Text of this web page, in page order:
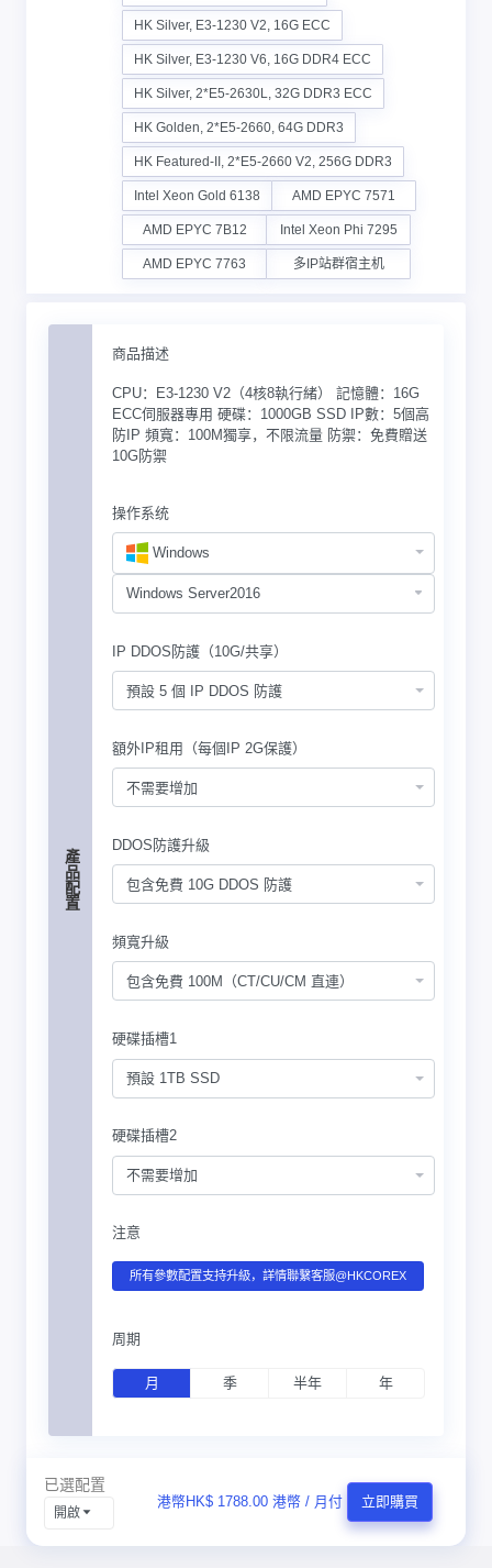
HK Silver, E3-1230 V2, 16G ECC
HK Silver, E3-1230 V6, 16G DDR4 ECC
HK Silver, 2*E5-2630L, 32G DDR3 ECC
HK Golden, 2*E5-2660, 64G DDR3
HK Featured-II, 2*E5-2660 V2, 256G DDR3
Intel Xeon Gold 6138 AMD EPYC 7571
AMD EPYC 7B12 Intel Xeon Phi 7295
AMD EPYC 7763 多IP站群宿主机
產品配置
商品描述
CPU：E3-1230 V2（4核8執行緒） 記憶體：16G
ECC伺服器專用 硬碟：1000GB SSD IP數：5個高
防IP 頻寬：100M獨享，不限流量 防禦：免費贈送
10G防禦
操作系统
Windows
IP DDOS防護（10G/共享）
預設 5 個 IP DDOS 防護
額外IP租用（每個IP 2G保護）
不需要增加
DDOS防護升級
包含免費 10G DDOS 防護
頻寬升級
包含免費 100M（CT/CU/CM 直連）
硬碟插槽1
預設 1TB SSD
硬碟插槽2
不需要增加
注意
所有參數配置支持升級，詳情聯繫客服@HKCOREX
周期
月 季 半年 年
已選配置
開啟
港幣HK$ 1788.00 港幣 / 月付 立即購買